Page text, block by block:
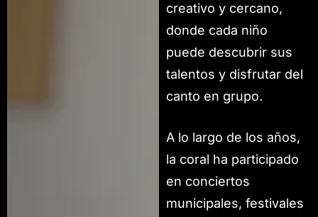
creativo y cercano,
donde cada niño
puede descubrir sus
talentos y disfrutar del
canto en grupo.
A lo largo de los años,
la coral ha participado
en conciertos
municipales, festivales